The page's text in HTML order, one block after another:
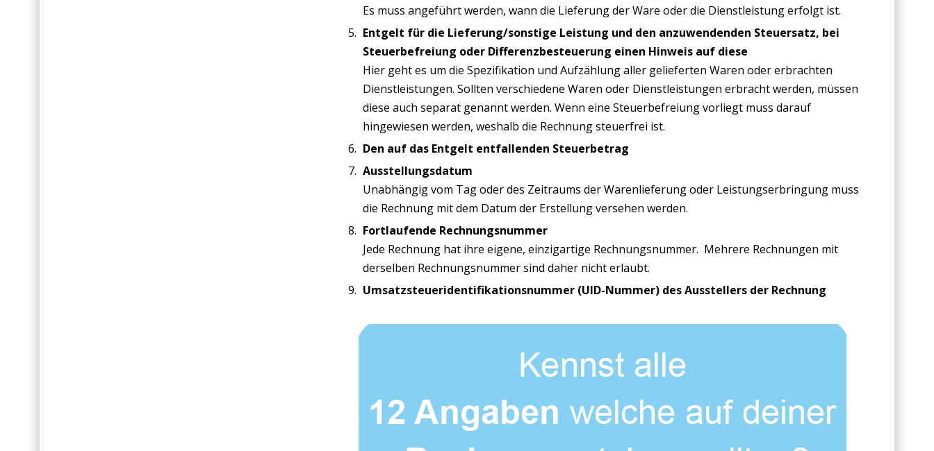
Es muss angeführt werden, wann die Lieferung der Ware oder die Dienstleistung erfolgt ist.
Entgelt für die Lieferung/sonstige Leistung und den anzuwendenden Steuersatz, bei
Steuerbefreiung oder Differenzbesteuerung einen Hinweis auf diese
Hier geht es um die Spezifikation und Aufzählung aller gelieferten Waren oder erbrachten
Dienstleistungen. Sollten verschiedene Waren oder Dienstleistungen erbracht werden, müssen
diese auch separat genannt werden. Wenn eine Steuerbefreiung vorliegt muss darauf
hingewiesen werden, weshalb die Rechnung steuerfrei ist.
Den auf das Entgelt entfallenden Steuerbetrag
Ausstellungsdatum
Unabhängig vom Tag oder des Zeitraums der Warenlieferung oder Leistungserbringung muss
die Rechnung mit dem Datum der Erstellung versehen werden.
Fortlaufende Rechnungsnummer
Jede Rechnung hat ihre eigene, einzigartige Rechnungsnummer. Mehrere Rechnungen mit
derselben Rechnungsnummer sind daher nicht erlaubt.
Umsatzsteueridentifikationsnummer (UID-Nummer) des Ausstellers der Rechnung